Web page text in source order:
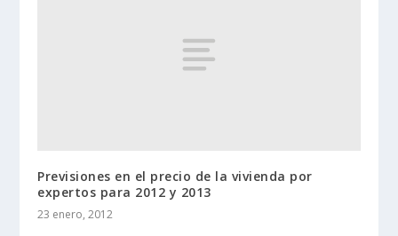
Previsiones en el precio de la vivienda por
expertos para 2012 y 2013
23 enero, 2012